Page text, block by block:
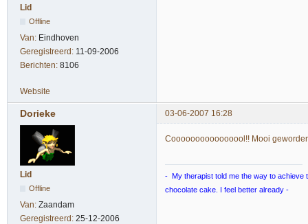
Lid
Offline
Van: Eindhoven
Geregistreerd: 11-09-2006
Berichten: 8106
Website
Dorieke 03-06-2007 16:28
Lid
Offline
Van: Zaandam
Geregistreerd: 25-12-2006
Coooooooooooooool!! Mooi
- My therapist told me the way to achieve
chocolate cake. I feel better already -